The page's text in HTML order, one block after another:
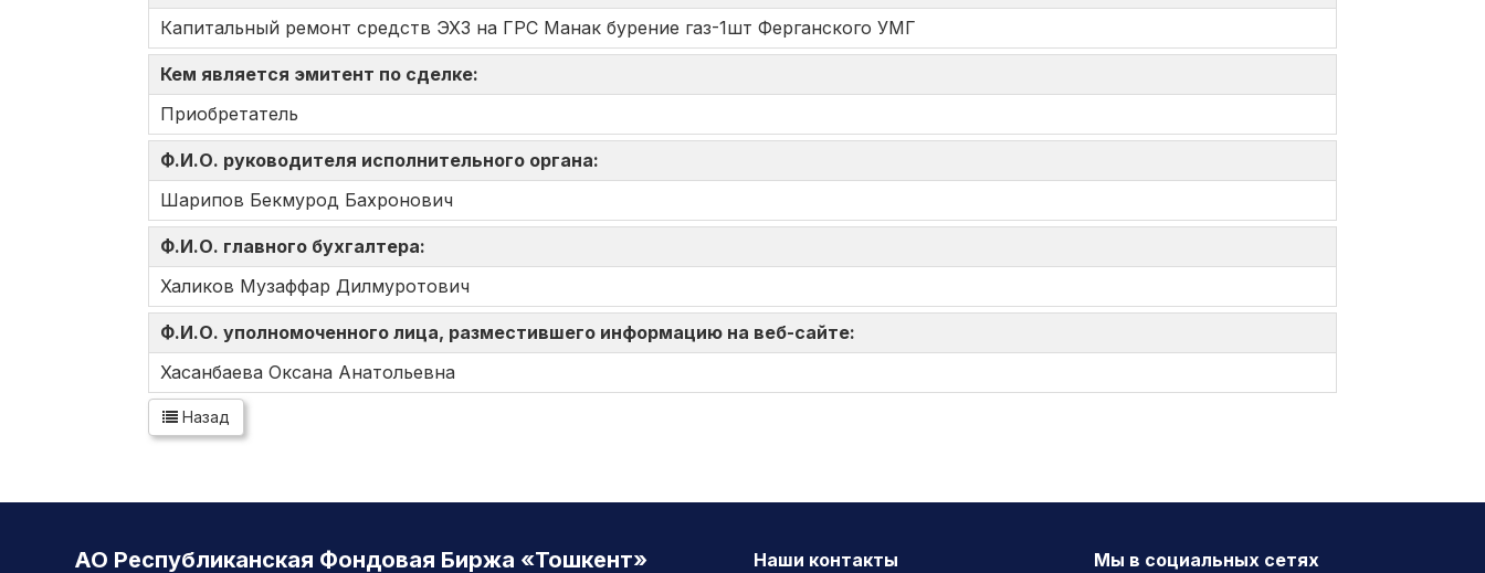
Капитальный ремонт средств ЭХЗ на ГРС Манак бурение газ-1шт Ферганского УМГ
Кем является эмитент по сделке:
Приобретатель
Ф.И.О. руководителя исполнительного органа:
Шарипов Бекмурод Бахронович
Ф.И.О. главного бухгалтера:
Халиков Музаффар Дилмуротович
Ф.И.О. уполномоченного лица, разместившего информацию на веб-сайте:
Хасанбаева Оксана Анатольевна
Назад
АО Республиканская Фондовая Биржа «Тошкент» Наши контакты Мы в социальных сетях